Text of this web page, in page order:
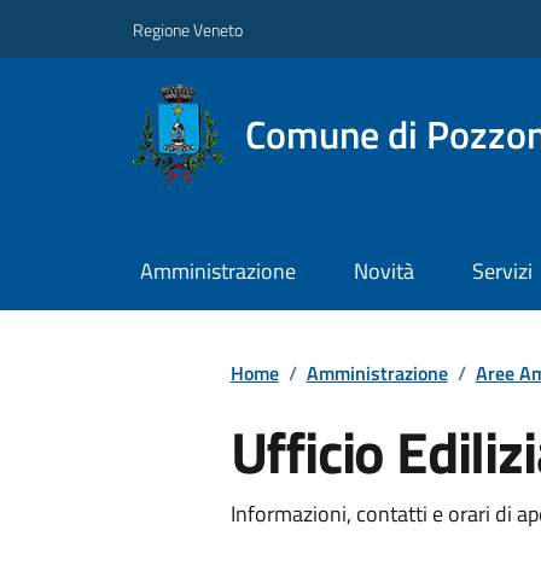
Regione Veneto
Comune di
Amministrazione Novità Servizi
Home / Amministrazione / Aree
Ufficio
Informazioni, contatti e orari di